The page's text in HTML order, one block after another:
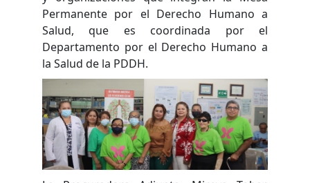
Permanente por el Derecho Humano a
Salud, que es coordinada por el
Departamento por el Derecho Humano a
la Salud de la PDDH.